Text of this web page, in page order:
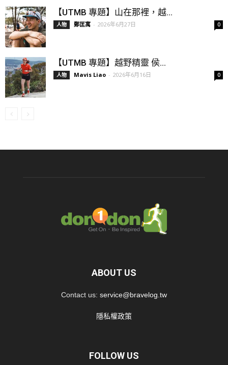
【UTMB 專題】山在那裡，越...
人物 鄭匡寓 - 2026年6月27日 0
【UTMB 專題】越野精靈 侯...
人物 Mavis Liao - 2026年6月16日 0
ABOUT US
Contact us: service@bravelog.tw
隱私權政策
FOLLOW US